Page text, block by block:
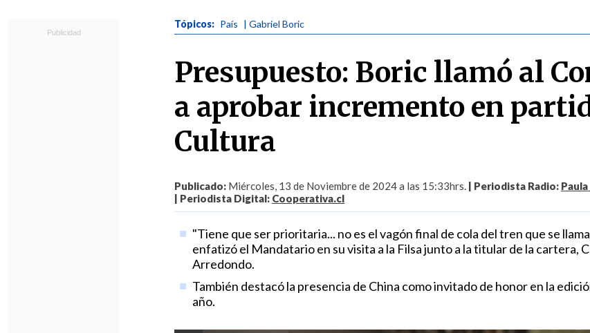
Tópicos: País | Gabriel Boric
Presupuesto: Boric llamó al
a aprobar incremento en
Cultura
Publicado: Miércoles, 13 de Noviembre de 2024 a las 15:33hrs. | Periodista Radio:
| Periodista Digital: Cooperativa.cl
"Tiene que ser prioritaria... no es el vagón final de cola del tren que se
enfatizó el Mandatario en su visita a la Filsa junto a la titular de la cartera,
Arredondo.
También destacó la presencia de China como invitado de honor en la
año.